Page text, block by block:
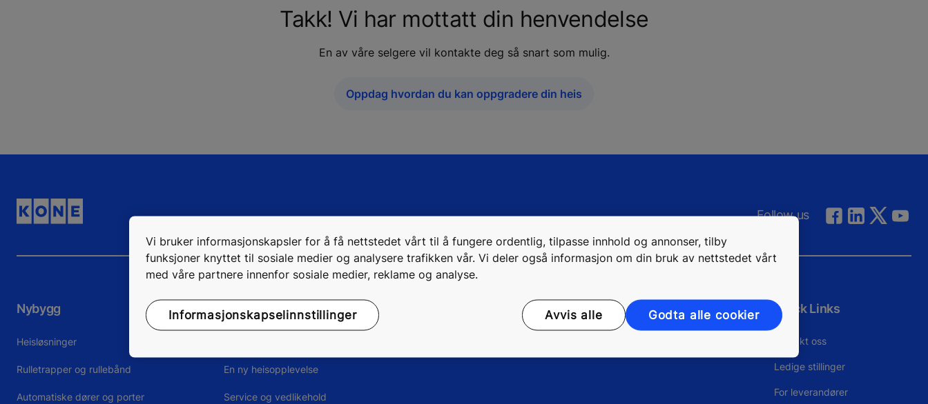
Takk! Vi har mottatt din henvendelse
En av våre selgere vil kontakte deg så snart som mulig.
Oppdag hvordan du kan oppgradere din heis
Follow us
Nybygg
Heisløsninger
Rulletrapper og rullebånd
Automatiske dører og porter
Eksisterende bygg
En ny heisopplevelse
Service og vedlikehold
Digitale tjenester Quick Links
Kontakt oss
Ledige stillinger
For leverandører
Vi bruker informasjonskapsler for å få nettstedet vårt til å fungere ordentlig, tilpasse innhold og annonser, tilby
funksjoner knyttet til sosiale medier og analysere trafikken vår. Vi deler også informasjon om din bruk av nettstedet vårt
med våre partnere innenfor sosiale medier, reklame og analyse.
Informasjonskapselinnstillinger Avvis alle Godta alle cookier